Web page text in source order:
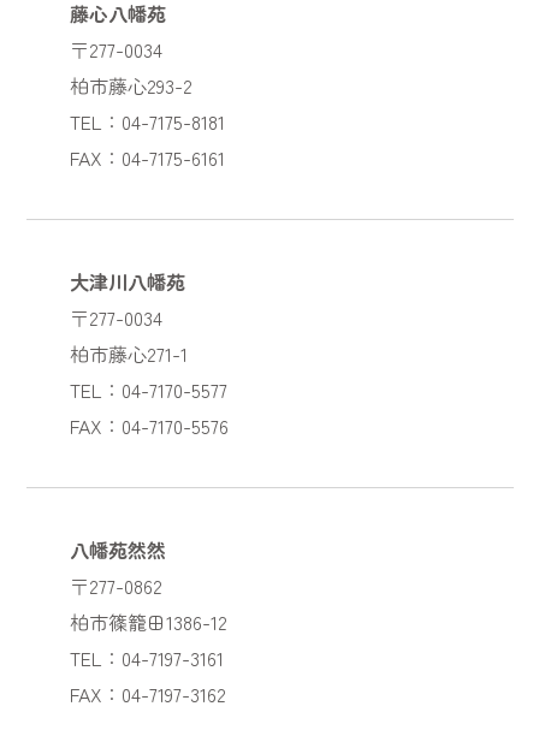
藤心八幡苑
〒277-0034
柏市藤心293-2
TEL：04-7175-8181
FAX：04-7175-6161
大津川八幡苑
〒277-0034
柏市藤心271-1
TEL：04-7170-5577
FAX：04-7170-5576
八幡苑然然
〒277-0862
柏市篠籠田1386-12
TEL：04-7197-3161
FAX：04-7197-3162